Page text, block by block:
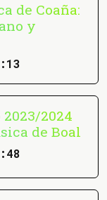
de Coaña:
y
2024
de Boal